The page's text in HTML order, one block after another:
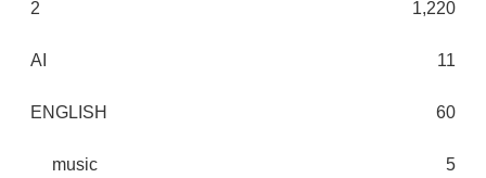
2 1,220
AI 11
ENGLISH 60
music 5